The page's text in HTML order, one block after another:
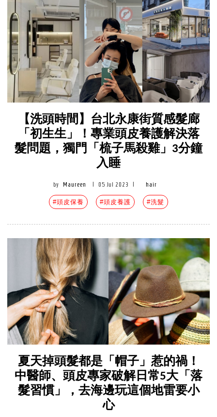
【洗頭時間】台北永康街質感髮廊
「初生生」！專業頭皮養護解決落
髮問題，獨門「梳子馬殺雞」3分鐘
入睡
by Maureen 05 Jul 2023 hair
#頭皮保養 #頭皮養護 #洗髮
夏天掉頭髮都是「帽子」惹的禍！
中醫師、頭皮專家破解日常5大「落
髮習慣」，去海邊玩這個地雷要小
心